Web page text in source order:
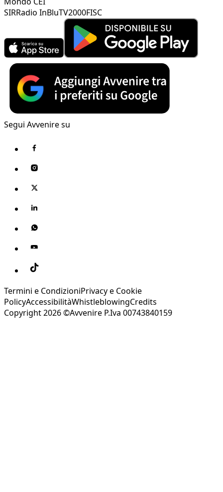
SIRRadio InBluTV2000FISC
Segui Avvenire su
Termini e CondizioniPrivacy e Cookie
PolicyAccessibilitàWhistleblowingCredits
Copyright 2026 ©Avvenire P.Iva 00743840159